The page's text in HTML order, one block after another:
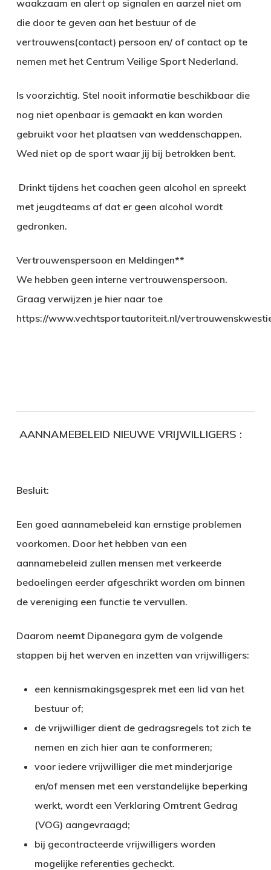
waakzaam en alert op signalen en aarzel niet om
die door te geven aan het bestuur of de
vertrouwens(contact) persoon en/ of contact op te
nemen met het Centrum Veilige Sport Nederland.
Is voorzichtig. Stel nooit informatie beschikbaar die
nog niet openbaar is gemaakt en kan worden
gebruikt voor het plaatsen van weddenschappen.
Wed niet op de sport waar jij bij betrokken bent.
Drinkt tijdens het coachen geen alcohol en spreekt
met jeugdteams af dat er geen alcohol wordt
gedronken.
Vertrouwenspersoon en Meldingen**
We hebben geen interne vertrouwenspersoon.
Graag verwijzen je hier naar toe
https://www.vechtsportautoriteit.nl/
AANNAMEBELEID NIEUWE VRIJWILLIGERS :
Besluit:
Een goed aannamebeleid kan ernstige problemen
voorkomen. Door het hebben van een
aannamebeleid zullen mensen met verkeerde
bedoelingen eerder afgeschrikt worden om binnen
de vereniging een functie te vervullen.
Daarom neemt Dipanegara gym de volgende
stappen bij het werven en inzetten van vrijwilligers:
een kennismakingsgesprek met een lid van het
bestuur of;
de vrijwilliger dient de gedragsregels tot zich te
nemen en zich hier aan te conformeren;
voor iedere vrijwilliger die met minderjarige
en/of mensen met een verstandelijke beperking
werkt, wordt een Verklaring Omtrent Gedrag
(VOG) aangevraagd;
bij gecontracteerde vrijwilligers worden
mogelijke referenties gecheckt.